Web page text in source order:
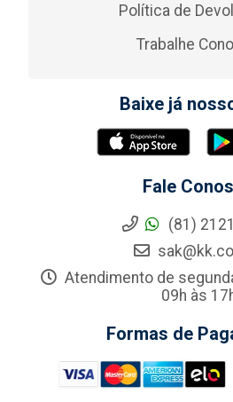
Política de
Trabalhe
Baixe já
Fale
(81)
Atendimento de
09h às
Formas de